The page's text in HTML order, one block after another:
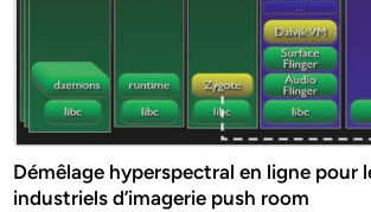
Démêlage hyperspectral en ligne pour
industriels d’imagerie push room